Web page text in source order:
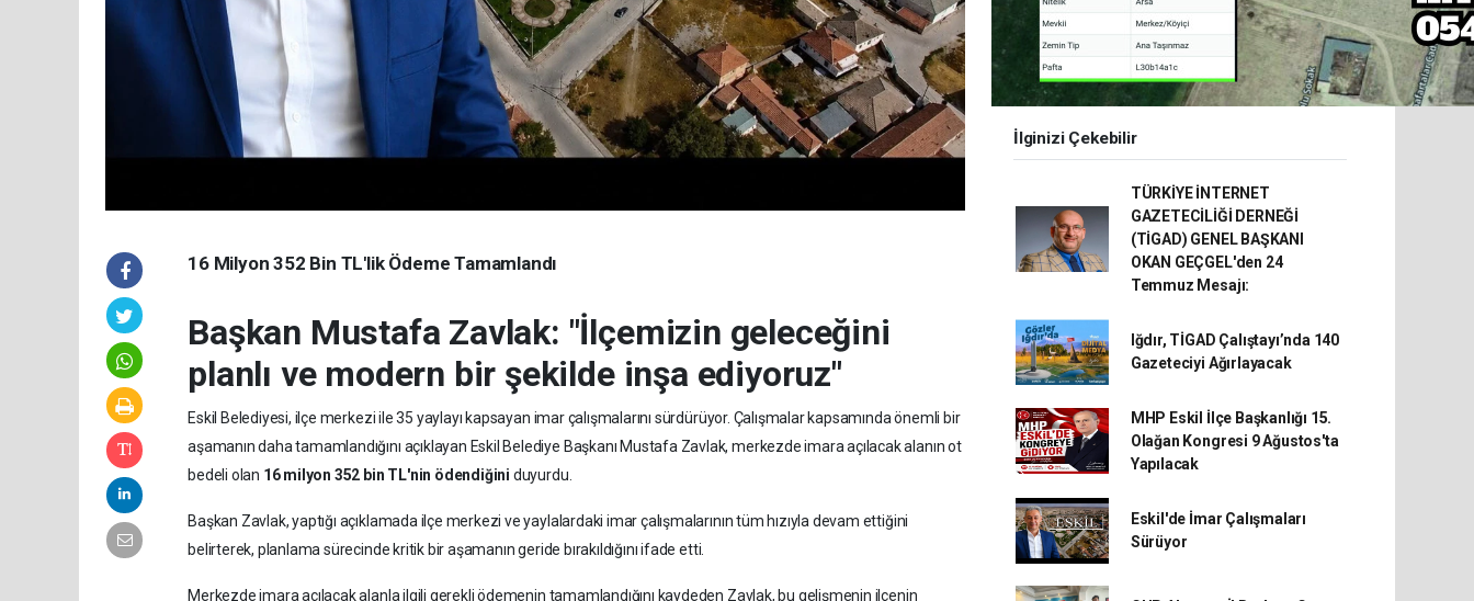
16 Milyon 352 Bin TL'lik Ödeme Tamamlandı
Başkan Mustafa Zavlak: "İlçemizin geleceğini
planlı ve modern bir şekilde inşa ediyoruz"
Eskil Belediyesi, ilçe merkezi ile 35 yaylayı kapsayan imar çalışmalarını sürdürüyor. Çalışmalar kapsamında önemli bir
aşamanın daha tamamlandığını açıklayan Eskil Belediye Başkanı Mustafa Zavlak, merkezde imara açılacak alanın ot
bedeli olan 16 milyon 352 bin TL'nin ödendiğini duyurdu.
Başkan Zavlak, yaptığı açıklamada ilçe merkezi ve yaylalardaki imar çalışmalarının tüm hızıyla devam ettiğini
belirterek, planlama sürecinde kritik bir aşamanın geride bırakıldığını ifade etti.
Merkezde imara açılacak alanla ilgili gerekli ödemenin tamamlandığını kaydeden Zavlak, bu gelişmenin ilçenin
İlginizi Çekebilir
TÜRKİYE İNTERNET
GAZETECİLİĞİ DERNEĞİ
(TİGAD) GENEL BAŞKANI
OKAN GEÇGEL'den 24
Temmuz Mesajı:
Iğdır, TİGAD Çalıştayı’nda 140
Gazeteciyi Ağırlayacak
MHP Eskil İlçe Başkanlığı 15.
Olağan Kongresi 9 Ağustos'ta
Yapılacak
Eskil'de İmar Çalışmaları
Sürüyor